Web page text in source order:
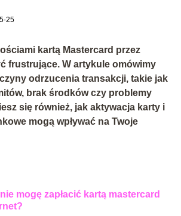
25
kartą Mastercard przez
frustrujące. W artykule omówimy
odrzucenia transakcji, takie jak
brak środków czy problemy
się również, jak aktywacja karty i
mogą wpływać na Twoje
mogę zapłacić kartą mastercard